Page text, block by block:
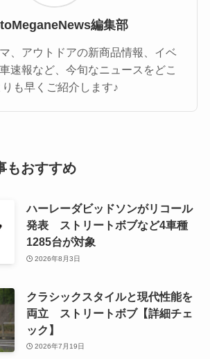
編集部
、アウトドアの新商品情報、イベ
速報など、今旬なニュースをどこ
りも早くご紹介します♪
もおすすめ
ハーレーダビッドソンがリコール
発表 ストリートボブなど4車種
1285台が対象
2026年8月3日
クラシックスタイルと現代性能を
両立 ストリートボブ【詳細チェ
ック】
2026年7月19日